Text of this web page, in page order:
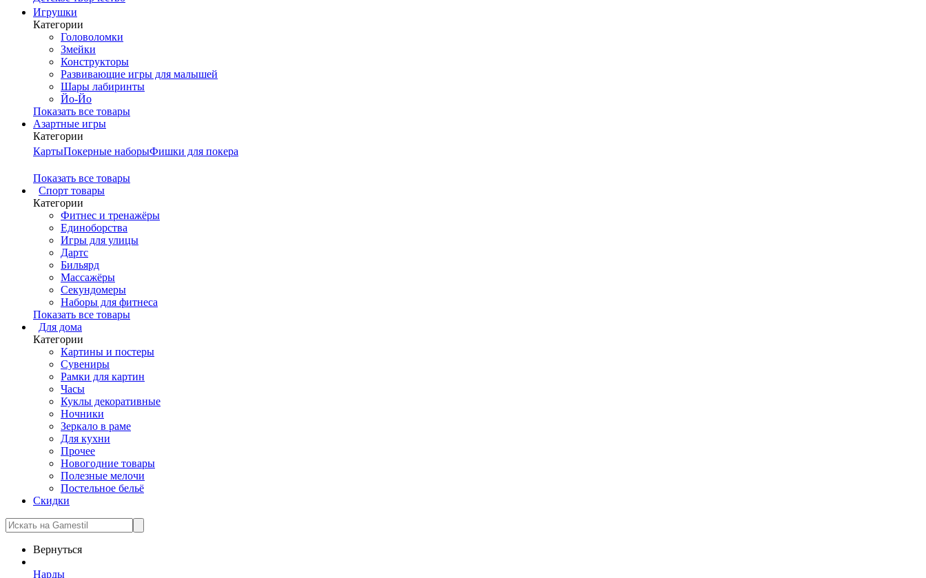
Игрушки
Категории
Головоломки
Змейки
Конструкторы
Развивающие игры для малышей
Шары лабиринты
Йо-Йо
Показать все товары
Азартные игры
Категории
КартыПокерные наборыФишки для покера
Показать все товары
Cпорт товары
Категории
Фитнес и тренажёры
Единоборства
Игры для улицы
Дартс
Бильярд
Массажёры
Секундомеры
Наборы для фитнеса
Показать все товары
Для дома
Категории
Картины и постеры
Сувениры
Рамки для картин
Часы
Куклы декоративные
Ночники
Зеркало в раме
Для кухни
Прочее
Новогодние товары
Полезные мелочи
Постельное бельё
Скидки
Вернуться
Нарды